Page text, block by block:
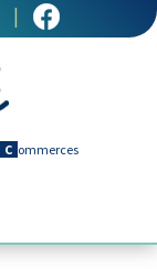
|
C ommerces